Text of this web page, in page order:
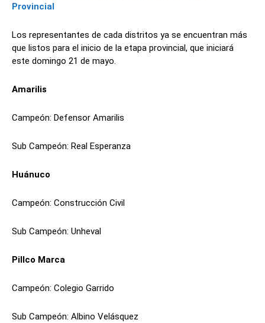
Provincial
Los representantes de cada distritos ya se encuentran más
que listos para el inicio de la etapa provincial, que iniciará
este domingo 21 de mayo.
Amarilis
Campeón: Defensor Amarilis
Sub Campeón: Real Esperanza
Huánuco
Campeón: Construcción Civil
Sub Campeón: Unheval
Pillco Marca
Campeón: Colegio Garrido
Sub Campeón: Albino Velásquez